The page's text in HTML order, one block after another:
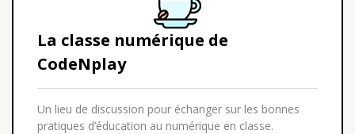
La classe numérique de
CodeNplay
Un lieu de discussion pour échanger sur les bonnes
pratiques d’éducation au numérique en classe.